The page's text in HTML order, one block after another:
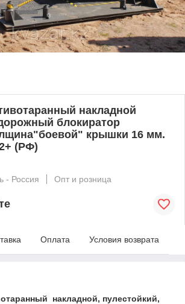
накладной
блокиратор
крышки 16 мм.
(РФ)
- Россия
Опт и розница
Оплата Условия возврата
накладной, пулестойкий,